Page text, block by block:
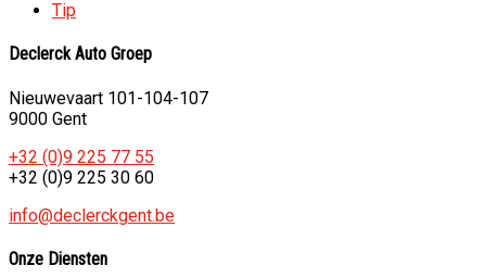
Tip
Declerck Auto Groep
Nieuwevaart 101-104-107
9000 Gent
+32 (0)9 225 77 55
+32 (0)9 225 30 60
info@declerckgent.be
Onze Diensten